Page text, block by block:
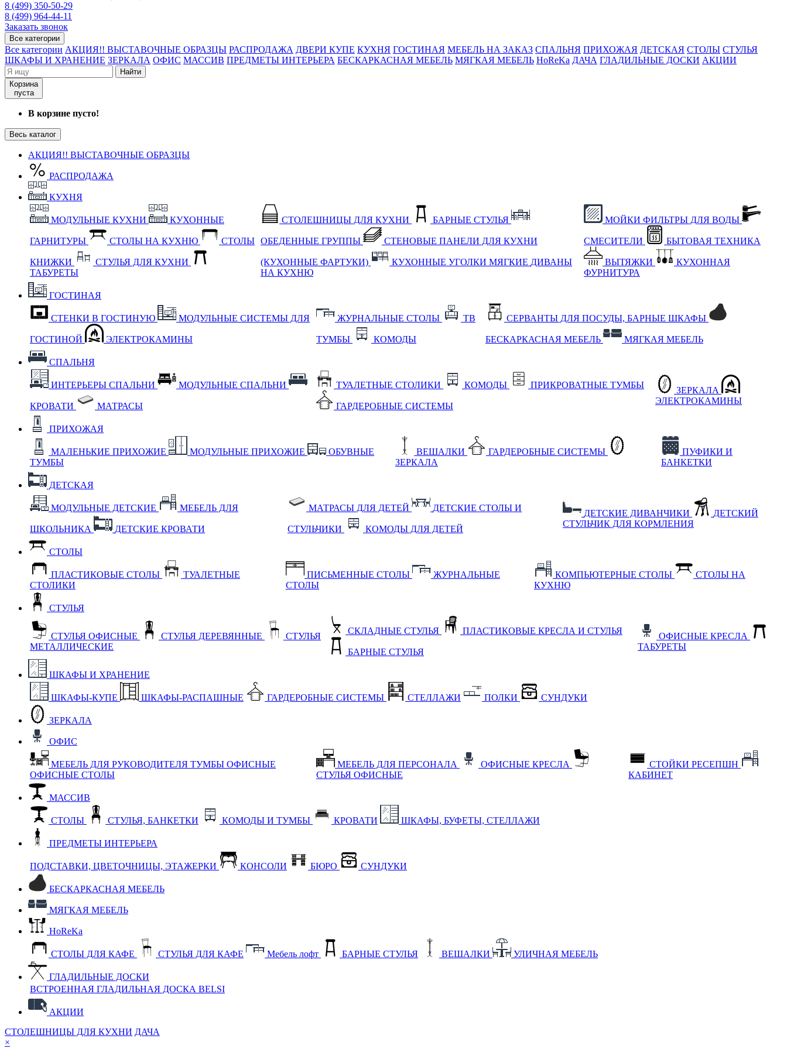
8 (499) 350-50-29
8 (499) 964-44-11
Заказать звонок
Все категории
Все категории АКЦИЯ!! ВЫСТАВОЧНЫЕ ОБРАЗЦЫ РАСПРОДАЖА ДВЕРИ КУПЕ КУХНЯ ГОСТИНАЯ МЕБЕЛЬ НА ЗАКАЗ СПАЛЬНЯ ПРИХОЖАЯ ДЕТСКАЯ СТОЛЫ СТУЛЬЯ
ШКАФЫ И ХРАНЕНИЕ ЗЕРКАЛА ОФИС МАССИВ ПРЕДМЕТЫ ИНТЕРЬЕРА БЕСКАРКАСНАЯ МЕБЕЛЬ МЯГКАЯ МЕБЕЛЬ HoReKa ДАЧА ГЛАДИЛЬНЫЕ ДОСКИ АКЦИИ
Найти
Корзина
пуста
В корзине пусто!
Весь каталог
АКЦИЯ!! ВЫСТАВОЧНЫЕ ОБРАЗЦЫ
РАСПРОДАЖА
КУХНЯ
МОДУЛЬНЫЕ КУХНИ КУХОННЫЕ
ГАРНИТУРЫ СТОЛЫ НА КУХНЮ СТОЛЫ
КНИЖКИ
СТУЛЬЯ ДЛЯ КУХНИ
ТАБУРЕТЫ
СТОЛЕШНИЦЫ ДЛЯ КУХНИ БАРНЫЕ СТУЛЬЯ
ОБЕДЕННЫЕ ГРУППЫ СТЕНОВЫЕ ПАНЕЛИ ДЛЯ КУХНИ
(КУХОННЫЕ ФАРТУКИ) КУХОННЫЕ УГОЛКИ МЯГКИЕ ДИВАНЫ
НА КУХНЮ
МОЙКИ ФИЛЬТРЫ ДЛЯ ВОДЫ
СМЕСИТЕЛИ БЫТОВАЯ ТЕХНИКА
ВЫТЯЖКИ
КУХОННАЯ
ФУРНИТУРА
ГОСТИНАЯ
СТЕНКИ В ГОСТИНУЮ МОДУЛЬНЫЕ СИСТЕМЫ ДЛЯ
ГОСТИНОЙ ЭЛЕКТРОКАМИНЫ
ЖУРНАЛЬНЫЕ СТОЛЫ ТВ
ТУМБЫ КОМОДЫ
СЕРВАНТЫ ДЛЯ ПОСУДЫ, БАРНЫЕ ШКАФЫ
БЕСКАРКАСНАЯ МЕБЕЛЬ МЯГКАЯ МЕБЕЛЬ
СПАЛЬНЯ
ИНТЕРЬЕРЫ СПАЛЬНИ МОДУЛЬНЫЕ СПАЛЬНИ
КРОВАТИ МАТРАСЫ
ТУАЛЕТНЫЕ СТОЛИКИ КОМОДЫ ПРИКРОВАТНЫЕ ТУМБЫ
ГАРДЕРОБНЫЕ СИСТЕМЫ
ЗЕРКАЛА
ЭЛЕКТРОКАМИНЫ
ПРИХОЖАЯ
МАЛЕНЬКИЕ ПРИХОЖИЕ МОДУЛЬНЫЕ ПРИХОЖИЕ
ОБУВНЫЕ
ТУМБЫ
ВЕШАЛКИ
ГАРДЕРОБНЫЕ СИСТЕМЫ
ЗЕРКАЛА
ПУФИКИ И
БАНКЕТКИ
ДЕТСКАЯ
МОДУЛЬНЫЕ ДЕТСКИЕ МЕБЕЛЬ ДЛЯ
ШКОЛЬНИКА ДЕТСКИЕ КРОВАТИ
МАТРАСЫ ДЛЯ ДЕТЕЙ ДЕТСКИЕ СТОЛЫ И
СТУЛЬЧИКИ КОМОДЫ ДЛЯ ДЕТЕЙ
ДЕТСКИЕ ДИВАНЧИКИ
ДЕТСКИЙ
СТУЛЬЧИК ДЛЯ КОРМЛЕНИЯ
СТОЛЫ
ПЛАСТИКОВЫЕ СТОЛЫ
ТУАЛЕТНЫЕ
СТОЛИКИ
ПИСЬМЕННЫЕ СТОЛЫ
ЖУРНАЛЬНЫЕ
СТОЛЫ
КОМПЬЮТЕРНЫЕ СТОЛЫ
СТОЛЫ НА
КУХНЮ
СТУЛЬЯ
СТУЛЬЯ ОФИСНЫЕ СТУЛЬЯ ДЕРЕВЯННЫЕ
СТУЛЬЯ
МЕТАЛЛИЧЕСКИЕ
СКЛАДНЫЕ СТУЛЬЯ ПЛАСТИКОВЫЕ КРЕСЛА И СТУЛЬЯ
БАРНЫЕ СТУЛЬЯ
ОФИСНЫЕ КРЕСЛА
ТАБУРЕТЫ
ШКАФЫ И ХРАНЕНИЕ
ШКАФЫ-КУПЕ ШКАФЫ-РАСПАШНЫЕ ГАРДЕРОБНЫЕ СИСТЕМЫ СТЕЛЛАЖИ ПОЛКИ СУНДУКИ
ЗЕРКАЛА
ОФИС
МЕБЕЛЬ ДЛЯ РУКОВОДИТЕЛЯ ТУМБЫ ОФИСНЫЕ
ОФИСНЫЕ СТОЛЫ
МЕБЕЛЬ ДЛЯ ПЕРСОНАЛА
ОФИСНЫЕ КРЕСЛА
СТУЛЬЯ ОФИСНЫЕ
СТОЙКИ РЕСЕПШН
КАБИНЕТ
МАССИВ
СТОЛЫ СТУЛЬЯ, БАНКЕТКИ КОМОДЫ И ТУМБЫ КРОВАТИ ШКАФЫ, БУФЕТЫ, СТЕЛЛАЖИ
ПРЕДМЕТЫ ИНТЕРЬЕРА
ПОДСТАВКИ, ЦВЕТОЧНИЦЫ, ЭТАЖЕРКИ КОНСОЛИ БЮРО СУНДУКИ
БЕСКАРКАСНАЯ МЕБЕЛЬ
МЯГКАЯ МЕБЕЛЬ
HoReKa
СТОЛЫ ДЛЯ КАФЕ СТУЛЬЯ ДЛЯ КАФЕ Мебель лофт БАРНЫЕ СТУЛЬЯ ВЕШАЛКИ УЛИЧНАЯ МЕБЕЛЬ
ГЛАДИЛЬНЫЕ ДОСКИ
ВСТРОЕННАЯ ГЛАДИЛЬНАЯ ДОСКА BELSI
АКЦИИ
СТОЛЕШНИЦЫ ДЛЯ КУХНИ ДАЧА
×